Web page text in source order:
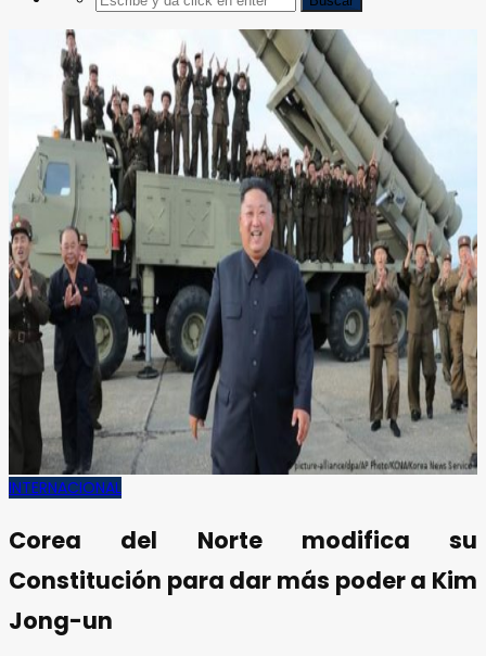
INTERNACIONAL
Corea del Norte modifica su
Constitución para dar más poder a Kim
Jong-un